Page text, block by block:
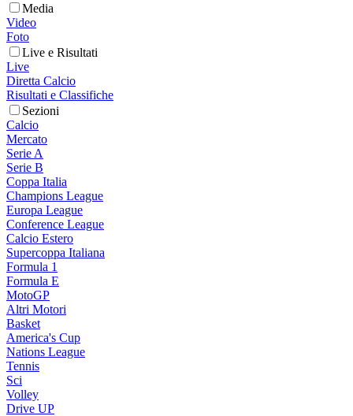
Media
Video
Foto
Live e Risultati
Live
Diretta Calcio
Risultati e Classifiche
Sezioni
Calcio
Mercato
Serie A
Serie B
Coppa Italia
Champions League
Europa League
Conference League
Calcio Estero
Supercoppa Italiana
Formula 1
Formula E
MotoGP
Altri Motori
Basket
America's Cup
Nations League
Tennis
Sci
Volley
Drive UP